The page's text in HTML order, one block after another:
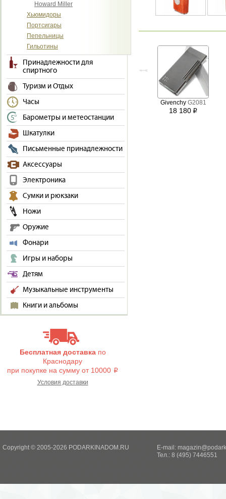
Howard Miller
Хьюмидоры
Портсигары
Пепельницы
Гильотины
Принадлежности для
спиртного
Туризм и Отдых
Часы
Барометры и метеостанции
Шкатулки
Письменные принадлежности
Аксессуары
Электроника
Сумки и рюкзаки
Ножи
Оружие
Фонари
Игры и наборы
Детям
Музыкальные инструменты
Книги и альбомы
Бесплатная доставкапо
Краснодару
при покупке на сумму от 10000 i
Условия доставки
Givenchy G2081
18 180 i
Copyright © 2005-2026 PODARKINADOM.RU E-mail:
Тел.: 8 (495) 7446551